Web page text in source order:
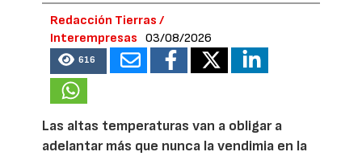
Redacción Tierras /
Interempresas
03/08/2026
616
Las altas temperaturas van a obligar a
adelantar más que nunca la vendimia en la